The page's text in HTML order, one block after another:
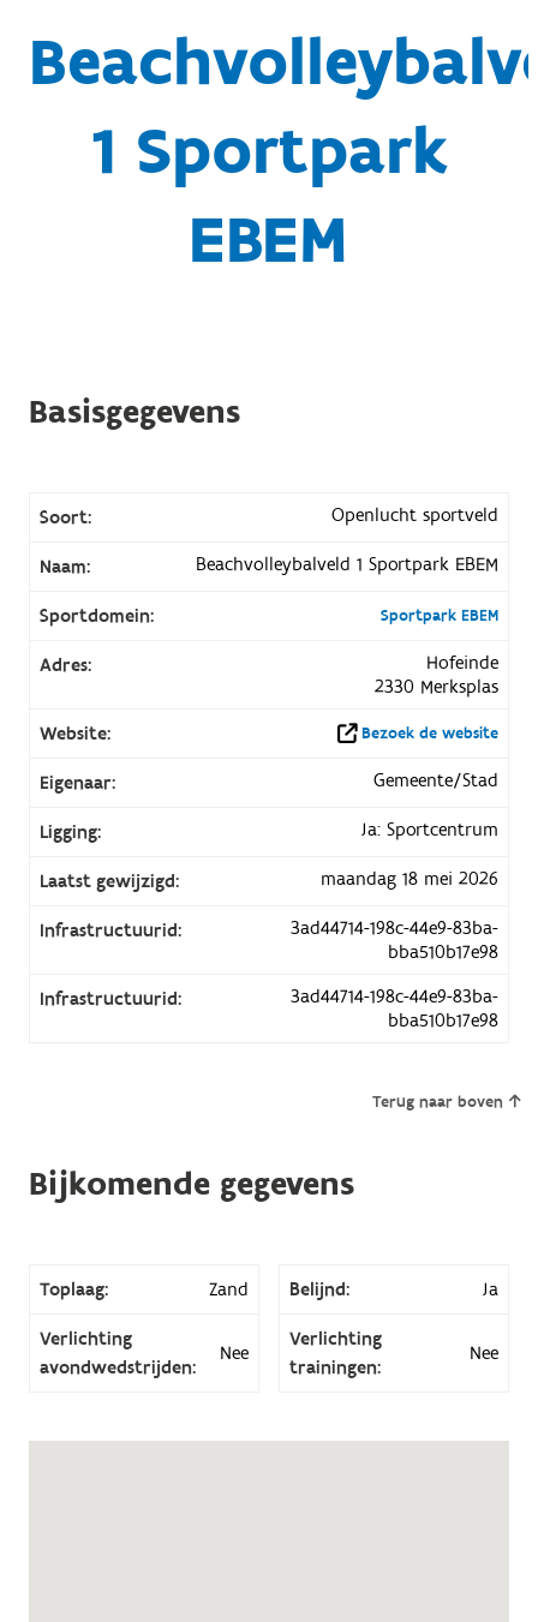
1 Sportpark
EBEM
Basisgegevens
Soort: Openlucht sportveld
Naam: Beachvolleybalveld 1 Sportpark EBEM
Sportdomein: Sportpark EBEM
Adres:
Hofeinde
2330 Merksplas
Website:
Bezoek de website
Eigenaar: Gemeente/Stad
Ligging: Ja: Sportcentrum
Laatst gewijzigd: maandag 18 mei 2026
Infrastructuurid:
3ad44714-198c-44e9-83ba-
bba510b17e98
Infrastructuurid:
3ad44714-198c-44e9-83ba-
bba510b17e98
Terug naar boven
Bijkomende gegevens
Toplaag: Zand Belijnd: Ja
Verlichting
avondwedstrijden:
Nee
Verlichting
trainingen:
Nee